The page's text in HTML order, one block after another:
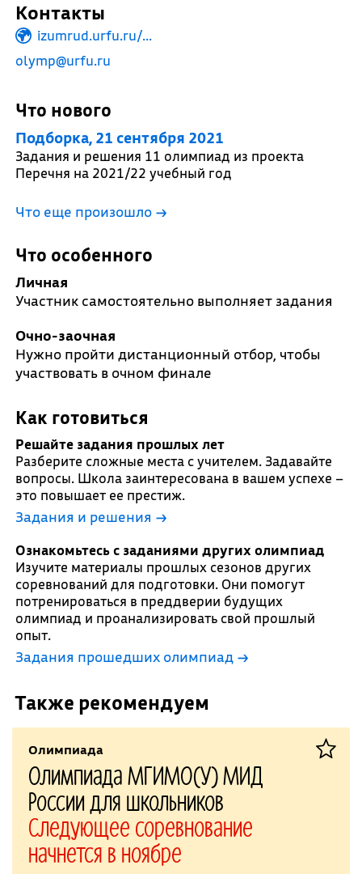
Контакты
izumrud.urfu.ru/...
olymp@urfu.ru
Что нового
Подборка, 21 сентября 2021
Задания и решения 11 олимпиад из проекта
Перечня на 2021/22 учебный год
Что еще произошло →
Что особенного
Личная
Участник самостоятельно выполняет задания
Очно-заочная
Нужно пройти дистанционный отбор, чтобы
участвовать в очном финале
Как готовиться
Решайте задания прошлых лет
Разберите сложные места с учителем. Задавайте
вопросы. Школа заинтересована в вашем успехе –
это повышает ее престиж.
Задания и решения →
Ознакомьтесь с заданиями других олимпиад
Изучите материалы прошлых сезонов других
соревнований для подготовки. Они помогут
потренироваться в преддверии будущих
олимпиад и проанализировать свой прошлый
опыт.
Задания прошедших олимпиад →
Также рекомендуем
Олимпиада
Олимпиада МГИМО(У) МИД
России для школьников
Следующее соревнование
начнется в ноябре